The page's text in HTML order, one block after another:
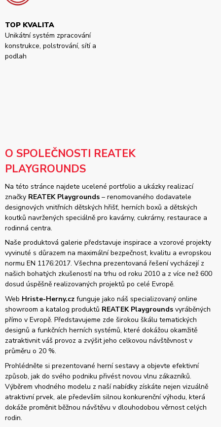
TOP KVALITA
Unikátní systém zpracování
konstrukce, polstrování, sítí a
podlah
O SPOLEČNOSTI REATEK
PLAYGROUNDS
Na této stránce najdete ucelené portfolio a ukázky realizací
značky REATEK Playgrounds – renomovaného dodavatele
designových vnitřních dětských hřišť, herních boxů a dětských
koutků navržených speciálně pro kavárny, cukrárny, restaurace a
rodinná centra.
Naše produktová galerie představuje inspirace a vzorové projekty
vyvinuté s důrazem na maximální bezpečnost, kvalitu a evropskou
normu EN 1176:2017. Všechna prezentovaná řešení vycházejí z
našich bohatých zkušeností na trhu od roku 2010 a z více než 600
dosud úspěšně realizovaných projektů po celé Evropě.
Web Hriste-Herny.cz funguje jako náš specializovaný online
showroom a katalog produktů REATEK Playgrounds vyráběných
přímo v Evropě. Představujeme zde širokou škálu tematických
designů a funkčních herních systémů, které dokážou okamžitě
zatraktivnit váš provoz a zvýšit jeho celkovou návštěvnost v
průměru o 20 %.
Prohlédněte si prezentované herní sestavy a objevte efektivní
způsob, jak do svého podniku přivést novou vlnu zákazníků.
Výběrem vhodného modelu z naší nabídky získáte nejen vizuálně
atraktivní prvek, ale především silnou konkurenční výhodu, která
dokáže proměnit běžnou návštěvu v dlouhodobou věrnost celých
rodin.